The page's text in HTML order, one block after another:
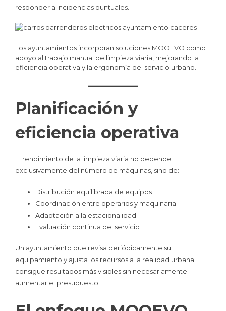
responder a incidencias puntuales.
Los ayuntamientos incorporan soluciones MOOEVO como
apoyo al trabajo manual de limpieza viaria, mejorando la
eficiencia operativa y la ergonomía del servicio urbano.
Planificación y
eficiencia operativa
El rendimiento de la limpieza viaria no depende
exclusivamente del número de máquinas, sino de:
Distribución equilibrada de equipos
Coordinación entre operarios y maquinaria
Adaptación a la estacionalidad
Evaluación continua del servicio
Un ayuntamiento que revisa periódicamente su
equipamiento y ajusta los recursos a la realidad urbana
consigue resultados más visibles sin necesariamente
aumentar el presupuesto.